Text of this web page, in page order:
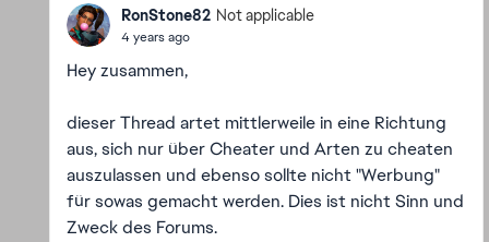
RonStone82 Not applicable
4 years ago
Hey zusammen,
dieser Thread artet mittlerweile in eine Richtung
aus, sich nur über Cheater und Arten zu cheaten
auszulassen und ebenso sollte nicht "Werbung"
für sowas gemacht werden. Dies ist nicht Sinn und
Zweck des Forums.